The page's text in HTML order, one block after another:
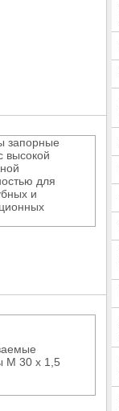
запорные
высокой
для
и
М 30 х 1,5